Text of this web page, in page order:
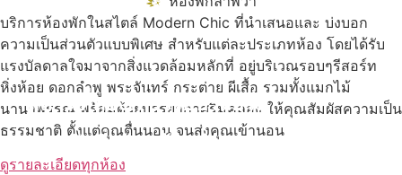
นับหิ่งห้อย ร้อยลำพู ดูพระจันทร์
บริการห้องพักในสไตล์ Modern Chic ที่นำเสนอและ บ่งบอก
ความเป็นส่วนตัวแบบพิเศษ สำหรับแต่ละประเภทห้อง โดยได้รับ
แรงบัลดาลใจมาจากสิ่งแวดล้อมหลักที่ อยู่บริเวณรอบๆรีสอร์ท
หิ่งห้อย ดอกลำพู พระจันทร์ กระต่าย ผีเสื้อ รวมทั้งแมกไม้
นานาพรรณ พร้อมด้วยบรรยากาศริมคลอง ให้คุณสัมผัสความเป็น
ธรรมชาติ ตั้งแต่คุณตื่นนอน จนส่งคุณเข้านอน
ดูรายละเอียดทุกห้อง
สถานที่ท่องเที่ยวรอบรีสอร์ท